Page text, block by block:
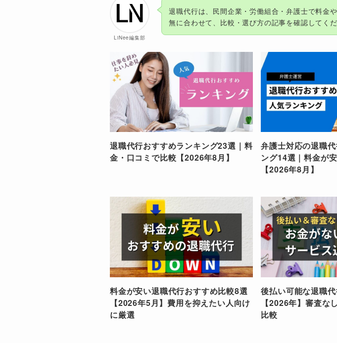
LiNee編集部
退職代行は、民間企業・労働組合・弁護士で料金
無に合わせて、比較・選び方の記事を確認してくだ
退職代行おすすめランキング23選｜料
金・口コミで比較【2026年8月】
弁護士対応の退職
ング14選｜料金が
【2026年8月】
料金が安い退職代行おすすめ比較8選
【2026年5月】費用を抑えたい人向け
に厳選
後払い可能な退職
【2026年】審査な
比較